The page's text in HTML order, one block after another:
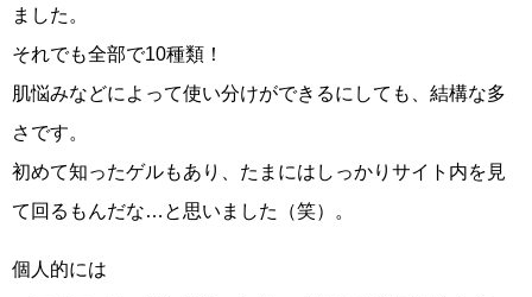
ました。
それでも全部で10種類！
肌悩みなどによって使い分けができるにしても、結構な多
さです。
初めて知ったゲルもあり、たまにはしっかりサイト内を見
て回るもんだな…と思いました（笑）。
個人的には